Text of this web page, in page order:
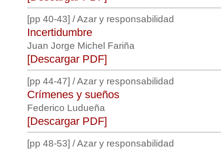
[pp 40-43] / Azar y responsabilidad
Incertidumbre
Juan Jorge Michel Fariña
[Descargar PDF]
[pp 44-47] / Azar y responsabilidad
Crímenes y sueños
Federico Ludueña
[Descargar PDF]
[pp 48-53] / Azar y responsabilidad